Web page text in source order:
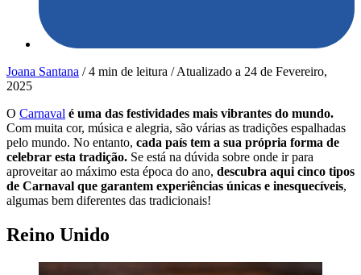
Joana Santana / 4 min de leitura /Atualizado a 24 de Fevereiro,
2025
O Carnaval é uma das festividades mais vibrantes do mundo.
Com muita cor, música e alegria, são várias as tradições espalhadas
pelo mundo. No entanto, cada país tem a sua própria forma de
celebrar esta tradição. Se está na dúvida sobre onde ir para
aproveitar ao máximo esta época do ano, descubra aqui cinco tipos
de Carnaval que garantem experiências únicas e inesquecíveis,
algumas bem diferentes das tradicionais!
Reino Unido